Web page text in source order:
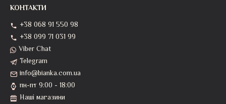
КОНТАКТИ
+38 068 91 550 98
+38 099 71 031 99
Viber Chat
Telegram
info@bianka.com.ua
пн-пт 9:00 - 18:00
Наші магазини